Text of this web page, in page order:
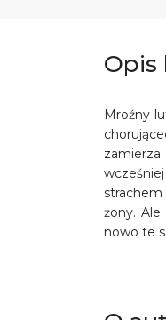
Opis
Mroźny
strachem
żony.
nowo te